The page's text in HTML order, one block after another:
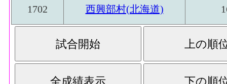
1702 西興部村(北海道)